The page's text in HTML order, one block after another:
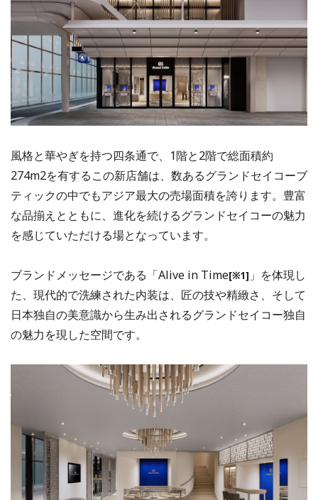
風格と華やぎを持つ四条通で、1階と2階で総面積約
274m2を有するこの新店舗は、数あるグランドセイコーブ
ティックの中でもアジア最大の売場面積を誇ります。豊富
な品揃えとともに、進化を続けるグランドセイコーの魅力
を感じていただける場となっています。
ブランドメッセージである「Alive in Time[※1] 」を体現し
た、現代的で洗練された内装は、匠の技や精緻さ、そして
日本独自の美意識から生み出されるグランドセイコー独自
の魅力を現した空間です。